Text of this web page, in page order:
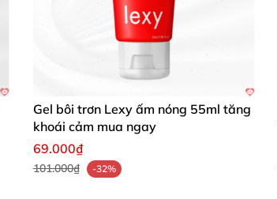
Gel bôi trơn Lexy ấm nóng 55ml tăng
khoái cảm mua ngay
69.000₫
101.000₫ -32%